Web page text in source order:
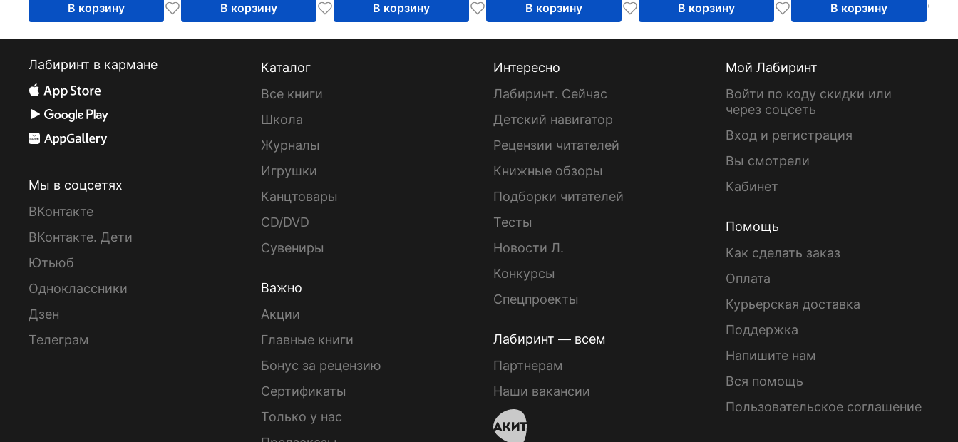
В корзину В корзину В корзину В корзину В корзину В корзину
Лабиринт в кармане
Мы в соцсетях
ВКонтакте
ВКонтакте. Дети
Ютьюб
Одноклассники
Дзен
Телеграм
Каталог
Все книги
Школа
Журналы
Игрушки
Канцтовары
CD/DVD
Сувениры
Важно
Акции
Главные книги
Бонус за рецензию
Сертификаты
Только у нас
Интересно
Лабиринт. Сейчас
Детский навигатор
Рецензии читателей
Книжные обзоры
Подборки читателей
Тесты
Новости Л.
Конкурсы
Спецпроекты
Лабиринт — всем
Партнерам
Наши вакансии
Мой Лабиринт
Войти по коду скидки или
через соцсеть
Вход и регистрация
Вы смотрели
Кабинет
Помощь
Как сделать заказ
Оплата
Курьерская доставка
Поддержка
Напишите нам
Вся помощь
Пользовательское соглашение